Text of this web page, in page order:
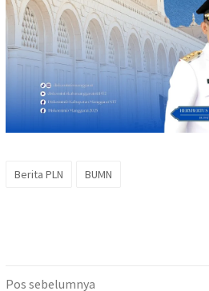
Berita PLN BUMN
Navigasi
Pos sebelumnya